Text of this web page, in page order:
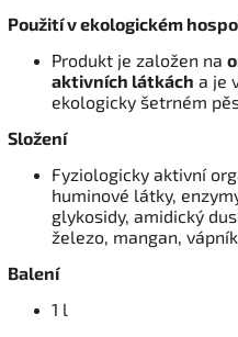
Použití v ekologickém
Produkt je založen na
aktivních látkách a je
ekologicky šetrném
Složení
Fyziologicky aktivní
huminové látky,
glykosidy, amidický
železo, mangan,
Balení
1 l